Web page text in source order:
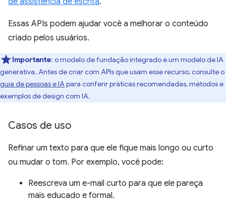
Essas APIs podem ajudar você a melhorar o conteúdo
criado pelos usuários.
Importante: o modelo de fundação integrado é um modelo de IA
generativa. Antes de criar com APIs que usam esse recurso, consulte o
guia de pessoas e IApara conferir práticas recomendadas, métodos e
exemplos de design com IA.
Casos de uso
Refinar um texto para que ele fique mais longo ou curto
ou mudar o tom. Por exemplo, você pode:
Reescreva um e-mail curto para que ele pareça
mais educado e formal.